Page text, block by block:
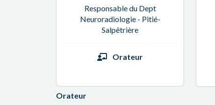
Responsable du Dept
Neuroradiologie - Pitié-
Salpêtrière
Orateur
Orateur